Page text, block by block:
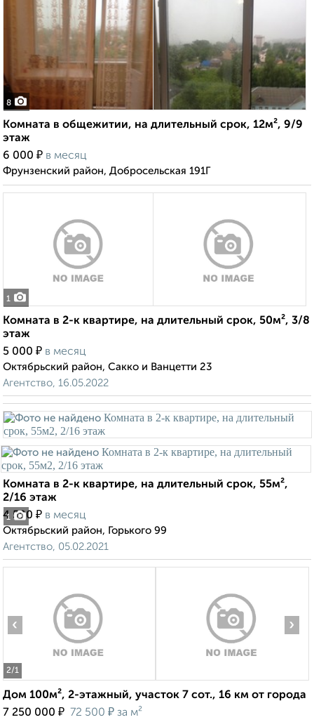
8
Комната в общежитии, на длительный срок, 12м², 9/9
этаж
6 000 ₽ в месяц
Фрунзенский район, Добросельская 191Г
1
Комната в 2-к квартире, на длительный срок, 50м², 3/8
этаж
5 000 ₽ в месяц
Октябрьский район, Сакко и Ванцетти 23
Агентство, 16.05.2022
1
Комната в 2-к квартире, на длительный срок, 55м²,
2/16 этаж
4 500 ₽ в месяц
Октябрьский район, Горького 99
Агентство, 05.02.2021
2/1
‹ ›
Дом 100м², 2-этажный, участок 7 сот., 16 км от города
7 250 000 ₽ 72 500 ₽ за м²